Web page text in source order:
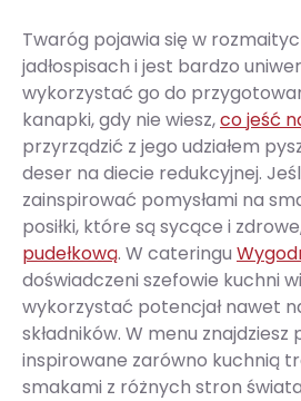
Twaróg pojawia się w
jadłospisach i jest bardzo
wykorzystać go do
kanapki, gdy nie wiesz,co jeść
przyrządzić z jego udziałem
deser na diecie redukcyjnej.
zainspirować pomysłami na
posiłki, które są sycące i
pudełkową. W cateringu
doświadczeni szefowie kuchni
wykorzystać potencjał nawet
składników. W menu znajdziesz
inspirowane zarówno kuchnią
smakami z różnych stron